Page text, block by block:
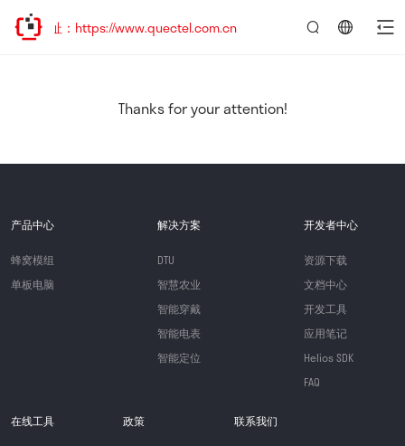
访问新址：https://www.quectel.com.cn
Thanks for your attention!
产品中心
蜂窝模组
单板电脑
解决方案
DTU
智慧农业
智能穿戴
智能电表
智能定位
开发者中心
资源下载
文档中心
开发工具
应用笔记
Helios SDK
FAQ
在线工具 政策 联系我们